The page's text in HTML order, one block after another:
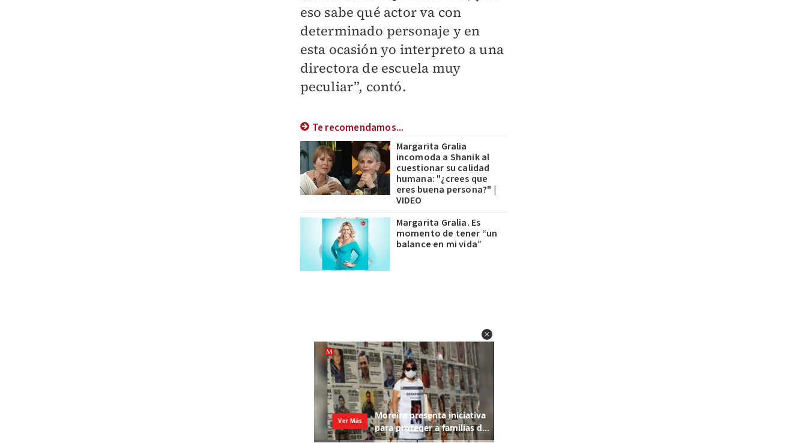
eso sabe qué actor va con
determinado personaje y en
esta ocasión yo interpreto a una
directora de escuela muy
peculiar”, contó.
Te recomendamos...
Margarita Gralia
incomoda a Shanik al
cuestionar su calidad
humana: "¿crees que
eres buena persona?" |
VIDEO
Margarita Gralia. Es
momento de tener “un
balance en mi vida”